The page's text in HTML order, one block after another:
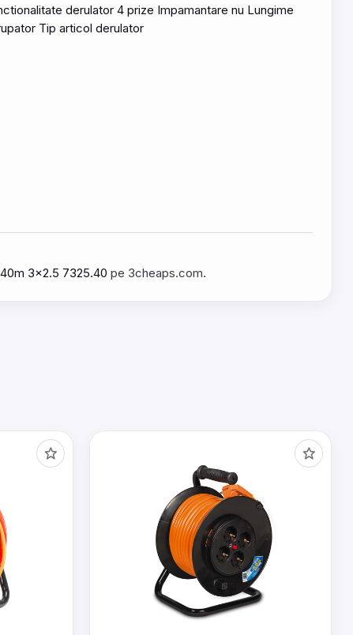
derulator 4 prize Impamantare nu Lungime
Tip articol derulator
3x2.5 7325.40 pe 3cheaps.com.